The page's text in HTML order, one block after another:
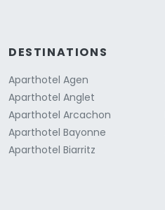
DESTINATIONS
Aparthotel Agen
Aparthotel Anglet
Aparthotel Arcachon
Aparthotel Bayonne
Aparthotel Biarritz